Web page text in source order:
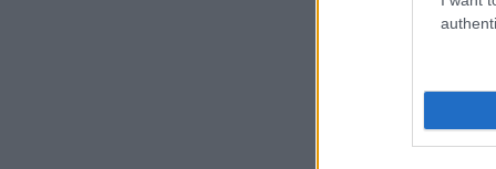
την
και τη Σεμίνα
πολλά χρόνια